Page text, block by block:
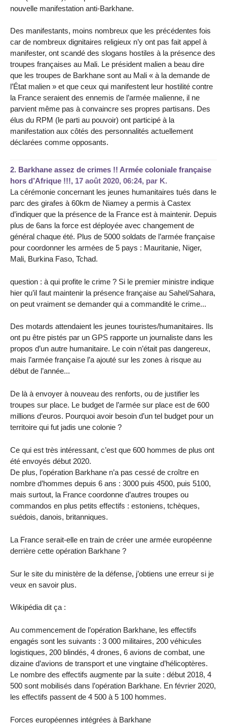
nouvelle manifestation anti-Barkhane.
Des manifestants, moins nombreux que les précédentes fois
car de nombreux dignitaires religieux n’y ont pas fait appel à
manifester, ont scandé des slogans hostiles à la présence des
troupes françaises au Mali. Le président malien a beau dire
que les troupes de Barkhane sont au Mali « à la demande de
l’État malien » et que ceux qui manifestent leur hostilité contre
la France seraient des ennemis de l’armée malienne, il ne
parvient même pas à convaincre ses propres partisans. Des
élus du RPM (le parti au pouvoir) ont participé à la
manifestation aux côtés des personnalités actuellement
déclarées comme opposants.
2. Barkhane assez de crimes !! Armée coloniale française
hors d’Afrique !!!, 17 août 2020, 06:24, par K.
La cérémonie concernant les jeunes humanitaires tués dans le
parc des girafes à 60km de Niamey a permis à Castex
d’indiquer que la présence de la France est à maintenir. Depuis
plus de 6ans la force est déployée avec changement de
général chaque été. Plus de 5000 soldats de l’armée française
pour coordonner les armées de 5 pays : Mauritanie, Niger,
Mali, Burkina Faso, Tchad.
question : à qui profite le crime ? Si le premier ministre indique
hier qu’il faut maintenir la présence française au Sahel/Sahara,
on peut vraiment se demander qui a commandité le crime...
Des motards attendaient les jeunes touristes/humanitaires. Ils
ont pu être pistés par un GPS rapporte un journaliste dans les
propos d’un autre humanitaire. Le coin n’était pas dangereux,
mais l’armée française l’a ajouté sur les zones à risque au
début de l’année...
De là à envoyer à nouveau des renforts, ou de justifier les
troupes sur place. Le budget de l’armée sur place est de 600
millions d’euros. Pourquoi avoir besoin d’un tel budget pour un
territoire qui fut jadis une colonie ?
Ce qui est très intéressant, c’est que 600 hommes de plus ont
été envoyés début 2020.
De plus, l’opération Barkhane n’a pas cessé de croître en
nombre d’hommes depuis 6 ans : 3000 puis 4500, puis 5100,
mais surtout, la France coordonne d’autres troupes ou
commandos en plus petits effectifs : estoniens, tchèques,
suédois, danois, britanniques.
La France serait-elle en train de créer une armée européenne
derrière cette opération Barkhane ?
Sur le site du ministère de la défense, j’obtiens une erreur si je
veux en savoir plus.
Wikipédia dit ça :
Au commencement de l’opération Barkhane, les effectifs
engagés sont les suivants : 3 000 militaires, 200 véhicules
logistiques, 200 blindés, 4 drones, 6 avions de combat, une
dizaine d’avions de transport et une vingtaine d’hélicoptères.
Le nombre des effectifs augmente par la suite : début 2018, 4
500 sont mobilisés dans l’opération Barkhane. En février 2020,
les effectifs passent de 4 500 à 5 100 hommes.
Forces européennes intégrées à Barkhane